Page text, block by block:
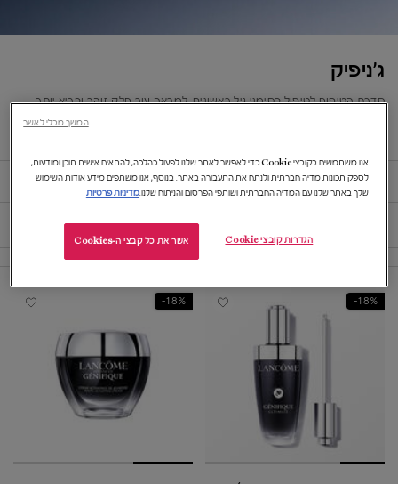
ג'ניפיק
סדרת הטיפוח לטיפול בסימני גיל ראשונים. למראה עור חלק, זוהר ובריא יותר.
ג'ניפיק
שפרי
18%-
18%-
אנו משתמשים בקובצי Cookie כדי לאפשר לאתר שלנו לפעול כהלכה, להתאים אישית תוכן ומודעות,
לספק תכונות מדיה חברתית ולנתח את התעבורה באתר. בנוסף, אנו משתפים מידע אודות השימוש
שלך באתר שלנו עם המדיה החברתית ושותפי הפרסום והניתוח שלנו.מדיניות פרטיות
הגדרות קובצי Cookie אשר את כל קבצי ה-Cookies
המשך מבלי לאשר